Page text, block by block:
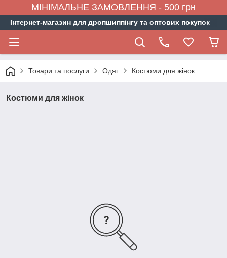
МІНІМАЛЬНЕ ЗАМОВЛЕННЯ - 500 грн
Інтернет-магазин для дропшиппінгу та оптових покупок
Товари та послуги Одяг Костюми для жінок
Костюми для жінок